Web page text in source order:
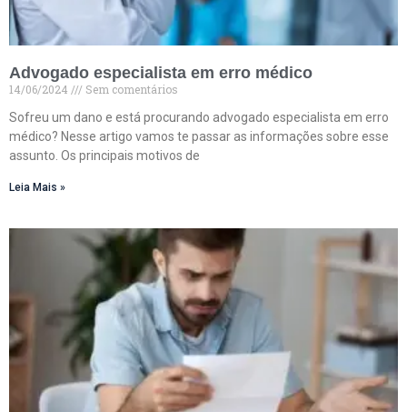
Advogado especialista em erro médico
14/06/2024
Sem comentários
Sofreu um dano e está procurando advogado especialista em erro
médico? Nesse artigo vamos te passar as informações sobre esse
assunto. Os principais motivos de
Leia Mais »